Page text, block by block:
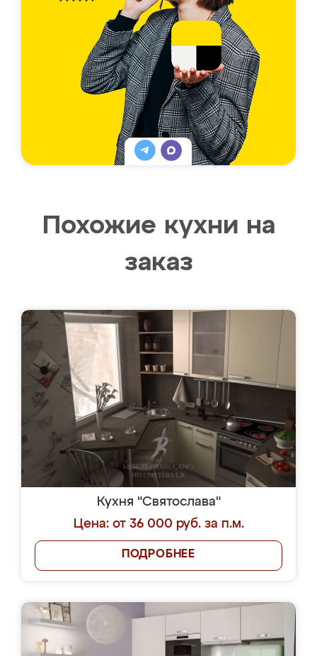
Похожие кухни на
заказ
Кухня "Святослава"
Цена: от 36 000 руб. за п.м.
ПОДРОБНЕЕ